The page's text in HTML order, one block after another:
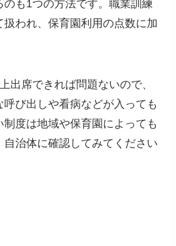
のも1つの方法です。職業訓練
扱われ、保育園利用の点数に加
出席できれば問題ないので、
び出しや看病などが入っても
度は地域や保育園によっても
自治体に確認してみてください